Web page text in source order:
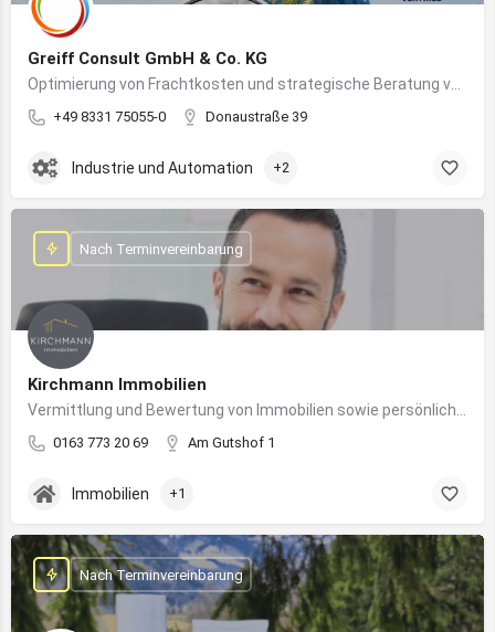
Greiff Consult GmbH & Co. KG
+49 8331 75055-0 Donaustraße 39
Industrie und Automation +2
Kirchmann Immobilien
0163 773 20 69 Am Gutshof 1
Nach Terminvereinbarung
Immobilien +1
Nach Terminvereinbarung